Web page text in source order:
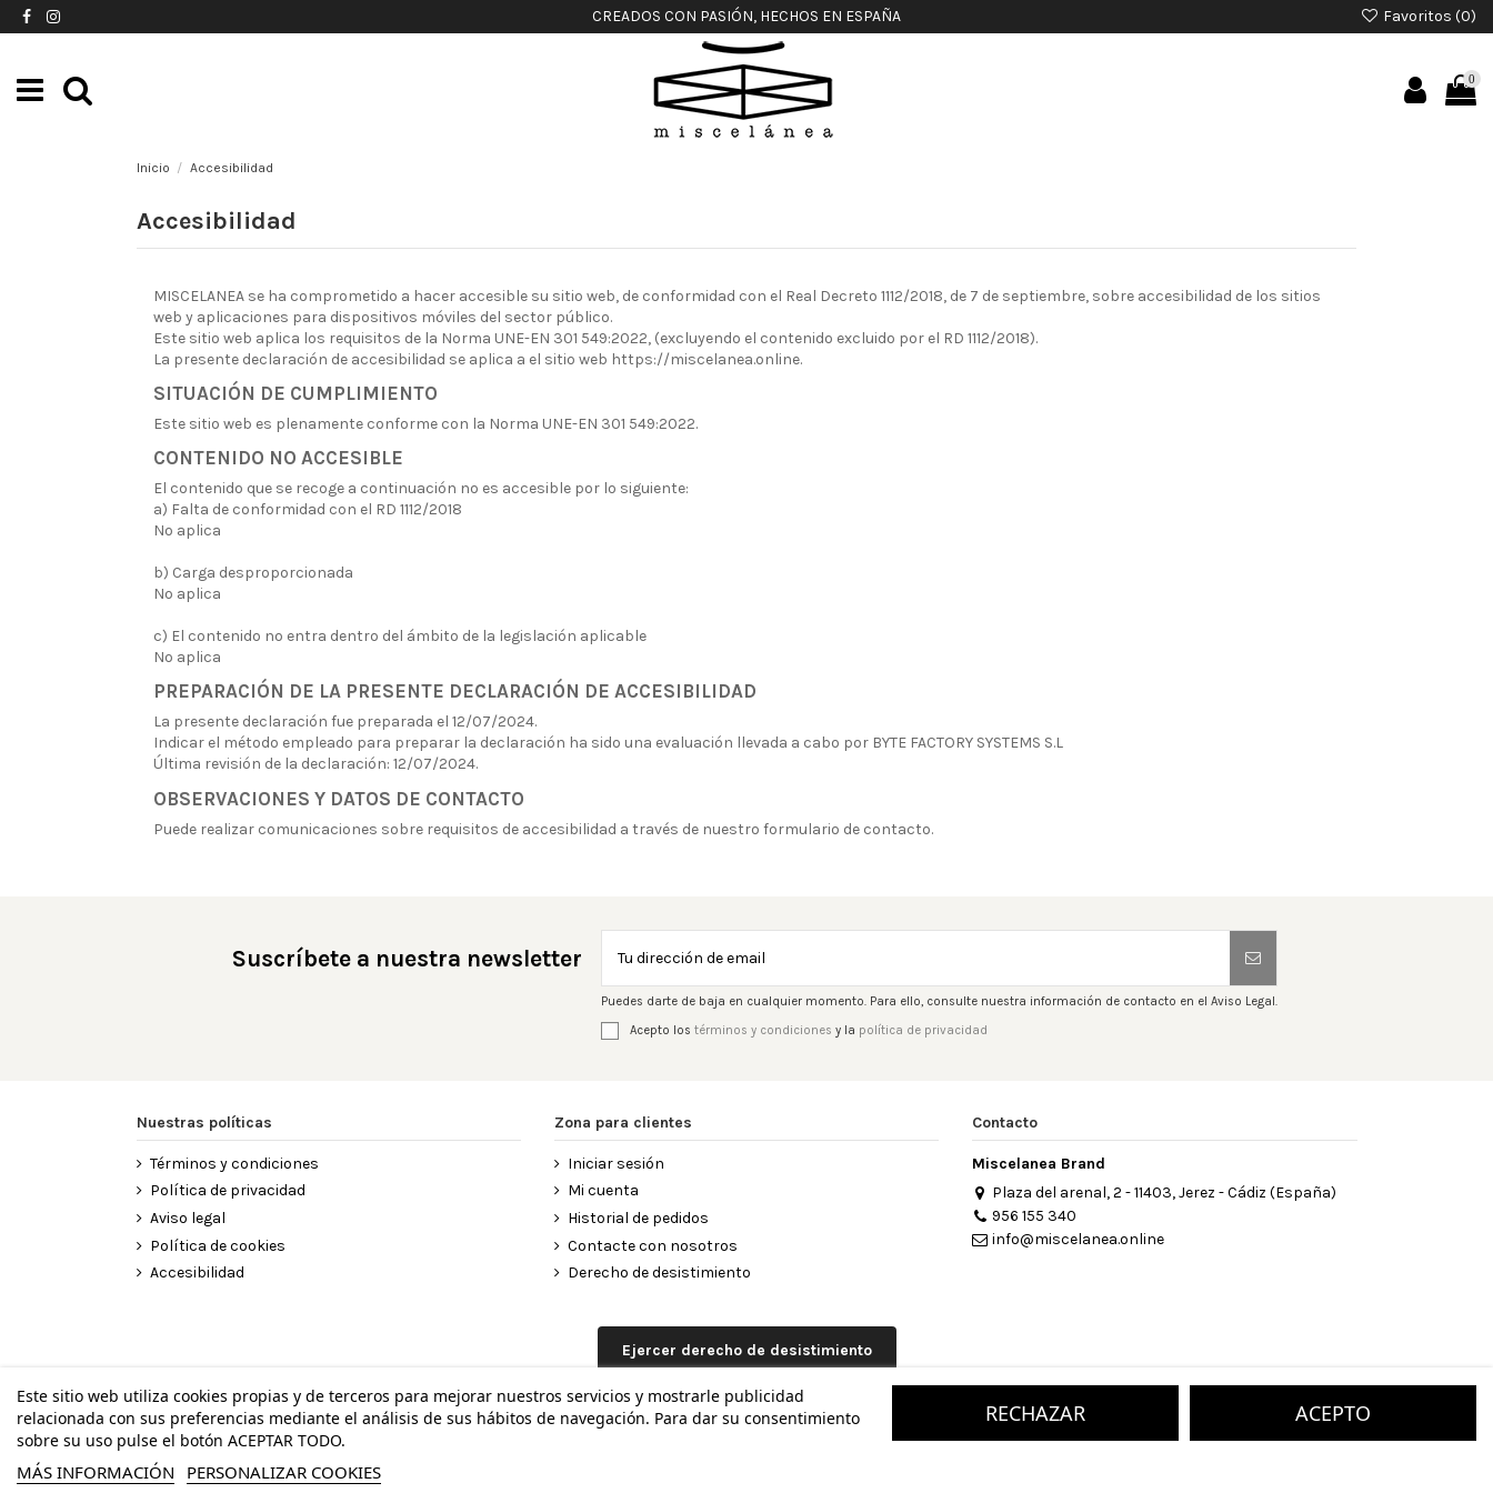
CREADOS CON PASIÓN, HECHOS EN ESPAÑA Favoritos (0)
0
Inicio Accesibilidad
Accesibilidad
MISCELANEA se ha comprometido a hacer accesible su sitio web, de conformidad con el Real Decreto 1112/2018, de 7 de septiembre, sobre accesibilidad de los sitios
web y aplicaciones para dispositivos móviles del sector público.
Este sitio web aplica los requisitos de la Norma UNE-EN 301 549:2022, (excluyendo el contenido excluido por el RD 1112/2018).
La presente declaración de accesibilidad se aplica a el sitio web https://miscelanea.online.
SITUACIÓN DE CUMPLIMIENTO
Este sitio web es plenamente conforme con la Norma UNE-EN 301 549:2022.
CONTENIDO NO ACCESIBLE
El contenido que se recoge a continuación no es accesible por lo siguiente:
a) Falta de conformidad con el RD 1112/2018
No aplica
b) Carga desproporcionada
No aplica
c) El contenido no entra dentro del ámbito de la legislación aplicable
No aplica
PREPARACIÓN DE LA PRESENTE DECLARACIÓN DE ACCESIBILIDAD
La presente declaración fue preparada el 12/07/2024.
Indicar el método empleado para preparar la declaración ha sido una evaluación llevada a cabo por BYTE FACTORY SYSTEMS S.L
Última revisión de la declaración: 12/07/2024.
OBSERVACIONES Y DATOS DE CONTACTO
Puede realizar comunicaciones sobre requisitos de accesibilidad a través de nuestro formulario de contacto.
Suscríbete a nuestra newsletter
Puedes darte de baja en cualquier momento. Para ello, consulte nuestra información de contacto en el Aviso Legal.
Acepto los términos y condiciones y la política de privacidad
Nuestras políticas
Términos y condiciones
Política de privacidad
Aviso legal
Política de cookies
Accesibilidad
Zona para clientes
Iniciar sesión
Mi cuenta
Historial de pedidos
Contacte con nosotros
Derecho de desistimiento
Contacto
Miscelanea Brand
Plaza del arenal, 2 - 11403, Jerez - Cádiz (España)
956 155 340
info@miscelanea.online
Este sitio web utiliza cookies propias y de terceros para mejorar nuestros servicios y mostrarle publicidad
relacionada con sus preferencias mediante el análisis de sus hábitos de navegación. Para dar su consentimiento
sobre su uso pulse el botón ACEPTAR TODO.
MÁS INFORMACIÓN PERSONALIZAR COOKIES
RECHAZAR ACEPTO
Ejercer derecho de desistimiento
© MISCELANEA - Todos los derechos reservados - Powered by